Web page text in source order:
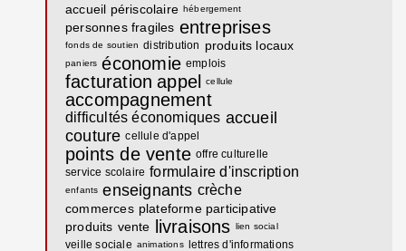
accueil périscolaire hébergement
personnes fragiles entreprises
fonds de soutien distribution produits locaux
paniers économie emplois
facturation appel cellule
accompagnement
difficultés économiques accueil
couture cellule d'appel
points de vente offre culturelle
service scolaire formulaire d'inscription
enfants enseignants crèche
commerces plateforme participative
produits vente livraisons lien social
veille sociale animations lettres d'informations